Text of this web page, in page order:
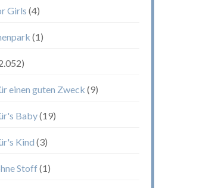
Girls (4)
(1)
einen guten Zweck (9)
Baby(19)
Kind (3)
Stoff (1)